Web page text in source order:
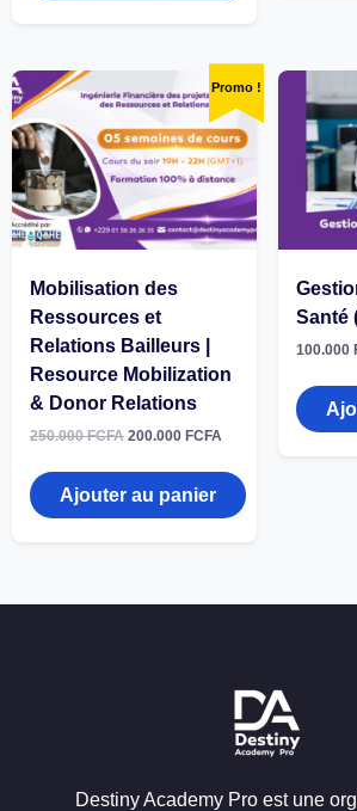
Promo !
Mobilisation des
Ressources et
Relations Bailleurs |
Resource Mobilization
& Donor Relations
250.000FCFA Le
initial
était :
250.000 FCFA.
200.000 FCFA
actuel
est :
200.000 FCFA.
Ajouter au panier
Santé
100.000
Destiny Academy Pro est une